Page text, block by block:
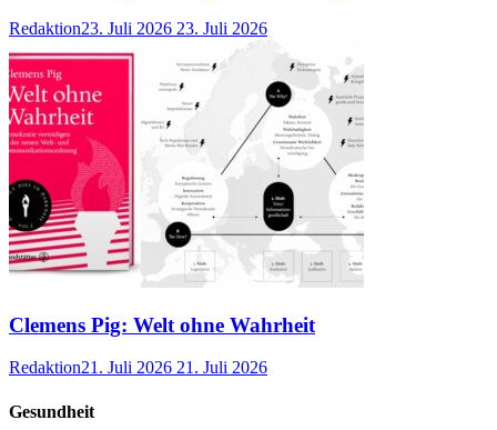
Redaktion23. Juli 2026 23. Juli 2026
Clemens Pig: Welt ohne Wahrheit
Redaktion21. Juli 2026 21. Juli 2026
Gesundheit